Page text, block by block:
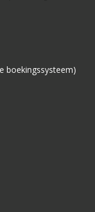
boekingssysteem)